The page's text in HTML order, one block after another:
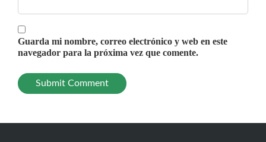
Guarda mi nombre, correo electrónico y web en este
navegador para la próxima vez que comente.